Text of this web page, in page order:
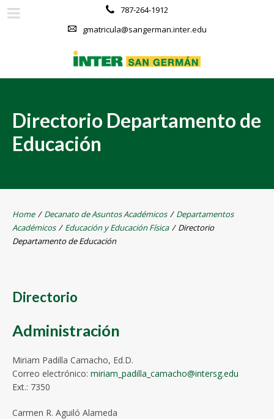
787-264-1912
gmatricula@sangerman.inter.edu
Directorio Departamento de
Educación
Home / Decanato de Asuntos Académicos / Departamentos
Académicos / Educación y Educación Física / Directorio
Departamento de Educación
Directorio
Administración
Miriam Padilla Camacho, Ed.D.
Correo electrónico: miriam_padilla_camacho@intersg.edu
Ext.: 7350
Carmen R. Aguiló Alameda